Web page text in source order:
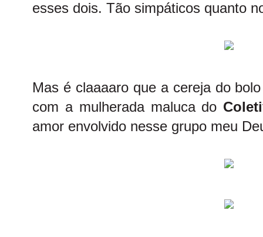
esses dois. Tão simpáticos quanto
Mas é claaaaro que a cereja do
com a mulherada maluca do
amor envolvido nesse grupo meu